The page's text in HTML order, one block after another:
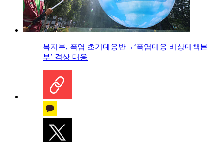
복지부, 폭염 초기대응반→‘폭염대응 비상대책본
부’ 격상 대응